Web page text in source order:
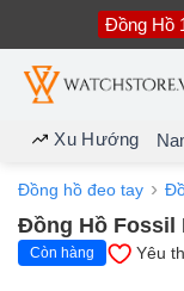
nội
dung
Đồng Hồ
Xu Hướng
Đồng hồ đeo tay
Đồng Hồ Fossil
Còn hàng Yêu